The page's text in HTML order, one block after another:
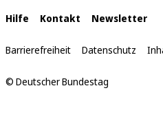
Interne
Links
Hilfe Kontakt Newsletter
Barrierefreiheit Datenschutz
© Deutscher Bundestag